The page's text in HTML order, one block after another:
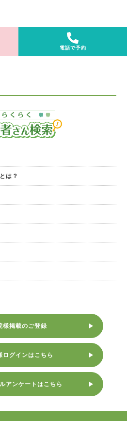
電話で予約
は？
様掲載のご登録
ログインはこちら
アンケートはこちら